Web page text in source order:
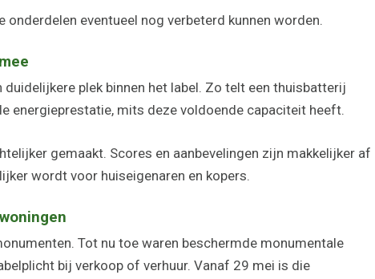
eventueel nog verbeterd kunnen worden.
plek binnen het label. Zo telt een thuisbatterij
energieprestatie, mits deze voldoende capaciteit heeft.
gemaakt. Scores en aanbevelingen zijn makkelijker af
wordt voor huiseigenaren en kopers.
Tot nu toe waren beschermde monumentale
bij verkoop of verhuur. Vanaf 29 mei is die